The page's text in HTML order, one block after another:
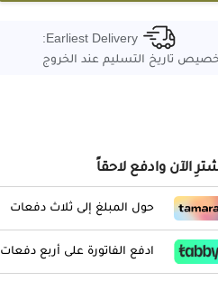
Earliest Delivery:
تاريخ التسليم عند الخروج
الآن وادفع لاحقاً
حول المبلغ إلى ثلاث دفعات
ادفع الفاتورة على أربع دفعات